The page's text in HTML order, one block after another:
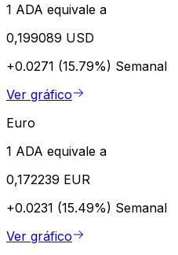
1 ADA equivale a
0,199089 USD
+0.0271 (15.79%) Semanal
Ver gráfico
Euro
1 ADA equivale a
0,172239 EUR
+0.0231 (15.49%) Semanal
Ver gráfico